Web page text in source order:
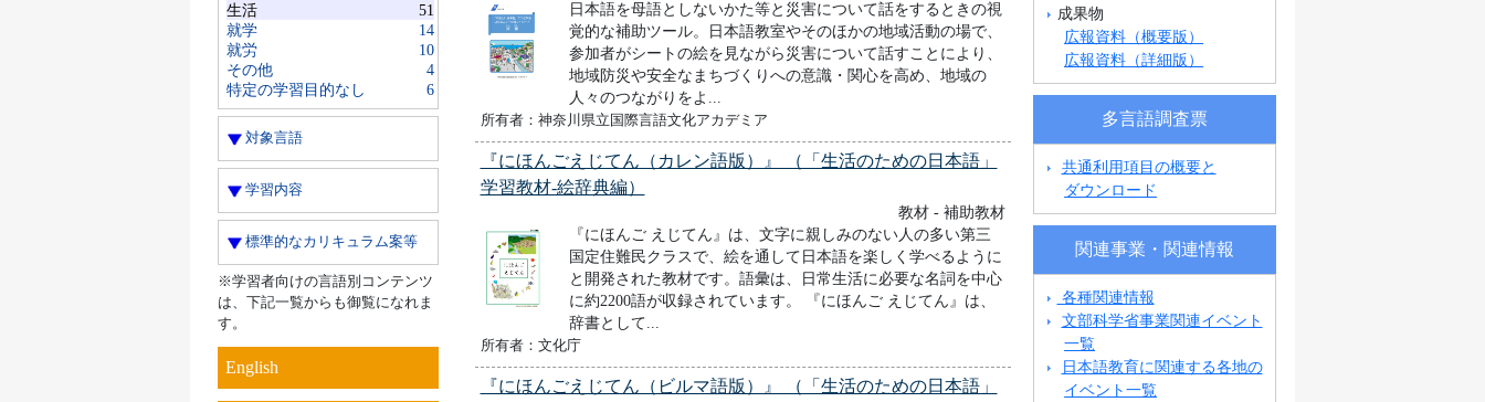
生活
51
就学
14
就労
10
その他
4
特定の学習目的なし
6
対象言語
学習内容
標準的なカリキュラム案等
※学習者向けの言語別コンテンツ
は、下記一覧からも御覧になれま
す。
English
日本語を母語としないかた等と災害について話をするときの視
覚的な補助ツール。日本語教室やそのほかの地域活動の場で、
参加者がシートの絵を見ながら災害について話すことにより、
地域防災や安全なまちづくりへの意識・関心を高め、地域の
人々のつながりをよ...
所有者：神奈川県立国際言語文化アカデミア
『にほんごえじてん（カレン語版）』 （「生活のための日本語」
学習教材-絵辞典編）
教材 - 補助教材
『にほんご えじてん』は、文字に親しみのない人の多い第三
国定住難民クラスで、絵を通して日本語を楽しく学べるように
と開発された教材です。語彙は、日常生活に必要な名詞を中心
に約2200語が収録されています。 『にほんご えじてん』は、
辞書として...
所有者：文化庁
『にほんごえじてん（ビルマ語版）』 （「生活のための日本語」
成果物
広報資料（概要版）
広報資料（詳細版）
多言語調査票
共通利用項目の概要と
ダウンロード
関連事業・関連情報
各種関連情報
文部科学省事業関連イベント
一覧
日本語教育に関連する各地の
イベント一覧